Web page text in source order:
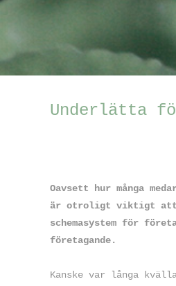
Underlätta
Oavsett hur många
är otroligt viktigt att
schemasystem för
företagande.
Kanske var långa